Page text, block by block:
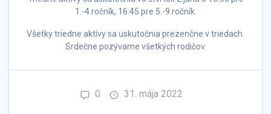
1.-4.ročník, 16:45 pre 5.-9.ročník.
Všetky triedne aktívy sa uskutočnia prezenčne v triedach.
Srdečne pozývame všetkých rodičov.
0 31. mája 2022